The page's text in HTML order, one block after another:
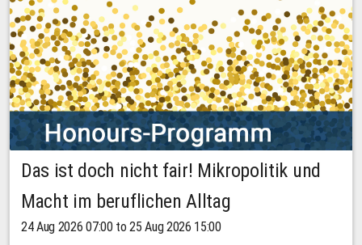
Das ist doch nicht fair! Mikropolitik und
Macht im beruflichen Alltag
24 Aug 2026 07:00 to 25 Aug 2026 15:00